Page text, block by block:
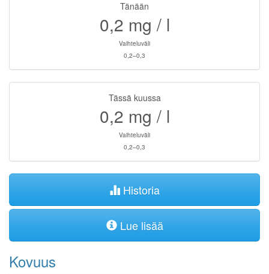
Tänään
0,2 mg / l
Vaihteluväli
0,2–0,3
Tässä kuussa
0,2 mg / l
Vaihteluväli
0,2–0,3
Historia
Lue lisää
Kovuus